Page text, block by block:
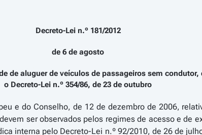
Decreto-Lei n.º 181/2012
de 6 de agosto
de aluguer de veículos de passageiros sem
o Decreto-Lei n.º 354/86, de 23 de outubro
e do Conselho, de 12 de dezembro de 2006,
ser observados pelos regimes de acesso e de
interna pelo Decreto-Lei n.º 92/2010, de 26 de